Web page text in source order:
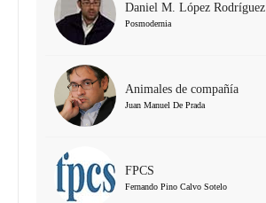
Daniel M. López Rodríguez
Posmodernia
Animales de compañía
Juan Manuel De Prada
FPCS
Fernando Pino Calvo Sotelo